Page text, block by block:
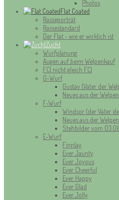
Photos
Flat Coated
Rasseporträt
Rassestandard
Der Flat - wie er wirklich ist
Zucht
Wurfplanung
Augen auf beim Welpenkauf
FCI nicht gleich FCI
G-Wurf
Gustav (Vater der
Neues aus der
F-Wurf
Windsor (der Vater
Neues aus der
Stehbilder vom
E-Wurf
Finnlay
Ever Jaunty
Ever Joyous
Ever Cheerful
Ever Happy
Ever Glad
Ever Jolly